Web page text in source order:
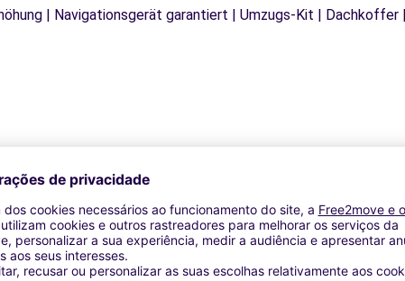
| Navigationsgerät garantiert | Umzugs-Kit |
Agências similares